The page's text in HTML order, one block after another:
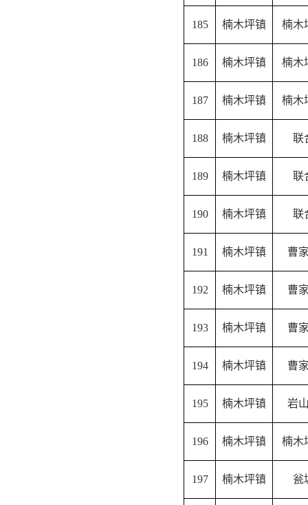
185 楠木坪镇 楠木
186 楠木坪镇 楠木
187 楠木坪镇 楠木
188 楠木坪镇 联
189 楠木坪镇 联
190 楠木坪镇 联
191 楠木坪镇 曹
192 楠木坪镇 曹
193 楠木坪镇 曹
194 楠木坪镇 曹
195 楠木坪镇 岩
196 楠木坪镇 楠木
197 楠木坪镇 瓮